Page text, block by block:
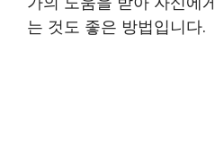
는 것도 좋은 방법입니다.